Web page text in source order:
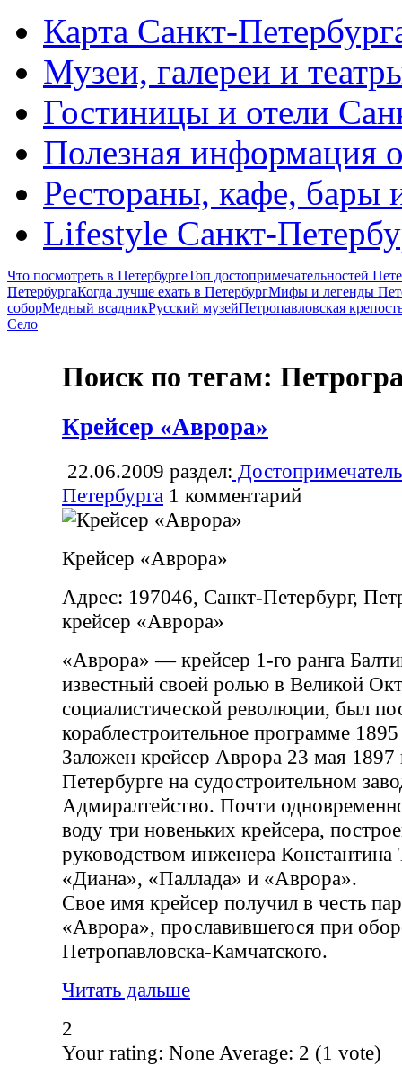
Карта Санкт-
Музеи, галереи и
Гостиницы и отели
Полезная информация
Рестораны, кафе, бары
Lifestyle Санкт-
Что посмотреть в ПетербургеТоп достопримечательностей
ПетербургаКогда лучше ехать в ПетербургМифы и легенды
соборМедный всадникРусский музейПетропавловская
Село
Поиск по тегам:
Крейсер «Аврора»
22.06.2009 раздел:
Петербурга 1 комментарий
Крейсер «Аврора»
Адрес: 197046, Санкт-Петербург,
крейсер «Аврора»
«Аврора» — крейсер 1-го ранга
известный своей ролью в Великой
социалистической революции, был
кораблестроительное программе 1895
Заложен крейсер Аврора 23 мая 1897
Петербурге на судостроительном
Адмиралтейство. Почти
воду три новеньких крейсера,
руководством инженера Константина
«Диана», «Паллада» и «Аврора».
Свое имя крейсер получил в честь
«Аврора», прославившегося при
Петропавловска-Камчатского.
Читать дальше
2
Your rating: None Average: 2 (1 vote)